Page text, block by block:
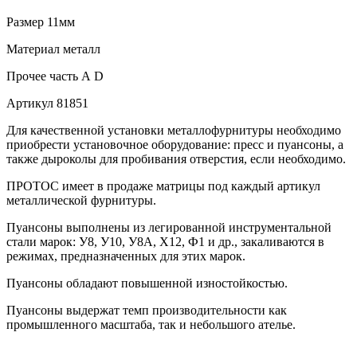
Размер 11мм
Материал металл
Прочее часть А D
Артикул 81851
Для качественной установки металлофурнитуры необходимо
приобрести установочное оборудование: пресс и пуансоны, а
также дыроколы для пробивания отверстия, если необходимо.
ПРОТОС имеет в продаже матрицы под каждый артикул
металлической фурнитуры.
Пуансоны выполнены из легированной инструментальной
стали марок: У8, У10, У8А, Х12, Ф1 и др., закаливаются в
режимах, предназначенных для этих марок.
Пуансоны обладают повышенной изностойкостью.
Пуансоны выдержат темп производительности как
промышленного масштаба, так и небольшого ателье.